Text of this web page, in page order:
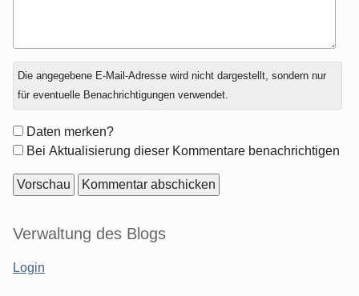
Antwort
zu
Die angegebene E-Mail-Adresse wird nicht dargestellt, sondern nur
für eventuelle Benachrichtigungen verwendet.
Formular-
Optionen
Daten merken?
Bei Aktualisierung dieser Kommentare benachrichtigen
Seitenleiste
Verwaltung des Blogs
Login